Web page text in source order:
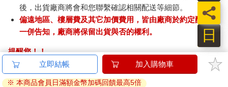
後，出貨廠商將會和您聯繫確認相關配送等細節。
偏遠地區、樓層費及其它加價費用，皆由廠商於約定配送時
一併告知，廠商將保留出貨與否的權利。
提醒您！！
金石堂及銀行均不會請您操作ATM! 如接獲電話要求您前往
ATM提款機，請不要聽從指示，以免受騙上當！
立即結帳 加入購物車
※ 本商品會員日滿額金幣加碼回饋最高5倍
日
員